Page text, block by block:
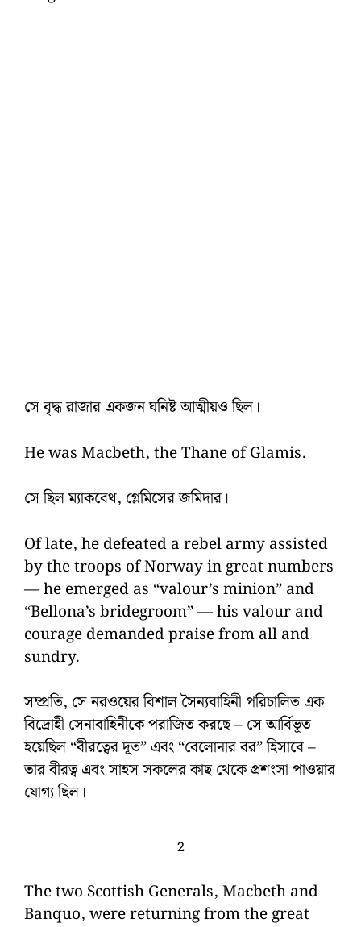
সে বৃদ্ধ রাজার একজন ঘনিষ্ট আত্মীয়ও ছিল।
He was Macbeth, the Thane of Glamis.
সে ছিল ম্যাকবেথ, গ্লেমিসের জমিদার।
Of late, he defeated a rebel army assisted
by the troops of Norway in great numbers
— he emerged as “valour’s minion” and
“Bellona’s bridegroom” — his valour and
courage demanded praise from all and
sundry.
সম্প্রতি, সে নরওয়ের বিশাল সৈন্যবাহিনী পরিচালিত এক
বিদ্রোহী সেনাবাহিনীকে পরাজিত করছে – সে আর্বিভূত
হয়েছিল “বীরত্বের দূত” এবং “বেলোনার বর” হিসাবে –
তার বীরত্ব এবং সাহস সকলের কাছ থেকে প্রশংসা পাওয়ার
যোগ্য ছিল।
2
The two Scottish Generals, Macbeth and
Banquo, were returning from the great